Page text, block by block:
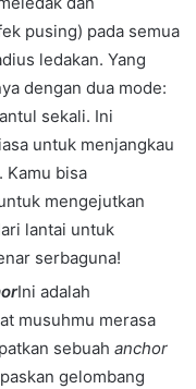
pusing) pada semua
ledakan. Yang
dengan dua mode:
sekali. Ini
untuk menjangkau
Kamu bisa
mengejutkan
lantai untuk
serbaguna!
Ini adalah
musuhmu merasa
sebuah anchor
gelombang